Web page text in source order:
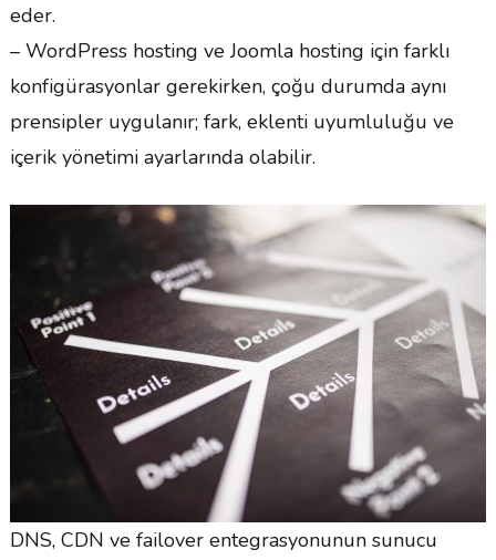
eder.
– WordPress hosting ve Joomla hosting için farklı
konfigürasyonlar gerekirken, çoğu durumda aynı
prensipler uygulanır; fark, eklenti uyumluluğu ve
içerik yönetimi ayarlarında olabilir.
DNS, CDN ve failover entegrasyonunun sunucu